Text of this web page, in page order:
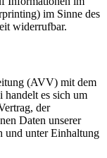
im Sinne des
widerrufbar.
(AVV) mit dem
handelt es sich um
der
Daten unserer
und unter Einhaltung